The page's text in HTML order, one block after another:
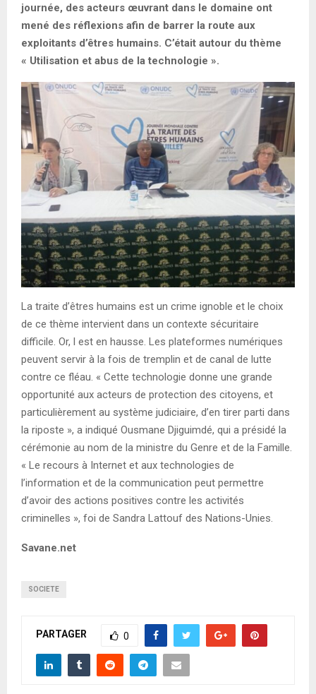
journée, des acteurs œuvrant dans le domaine ont
mené des réflexions afin de barrer la route aux
exploitants d’êtres humains. C’était autour du thème
« Utilisation et abus de la technologie ».
La traite d’êtres humains est un crime ignoble et le choix
de ce thème intervient dans un contexte sécuritaire
difficile. Or, l est en hausse. Les plateformes numériques
peuvent servir à la fois de tremplin et de canal de lutte
contre ce fléau. « Cette technologie donne une grande
opportunité aux acteurs de protection des citoyens, et
particulièrement au système judiciaire, d’en tirer parti dans
la riposte », a indiqué Ousmane Djiguimdé, qui a présidé la
cérémonie au nom de la ministre du Genre et de la Famille.
« Le recours à Internet et aux technologies de
l’information et de la communication peut permettre
d’avoir des actions positives contre les activités
criminelles », foi de Sandra Lattouf des Nations-Unies.
Savane.net
SOCIETE
PARTAGER 0